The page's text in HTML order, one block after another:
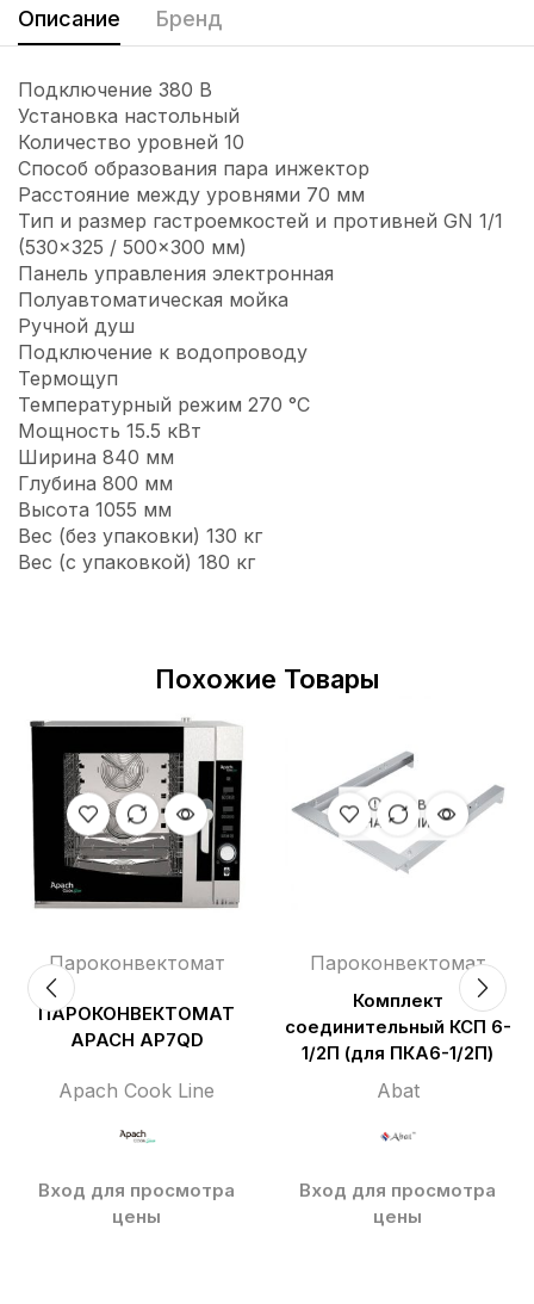
Описание Бренд
Подключение 380 В
Установка настольный
Количество уровней 10
Способ образования пара инжектор
Расстояние между уровнями 70 мм
Тип и размер гастроемкостей и противней GN 1/1
(530×325 / 500×300 мм)
Панель управления электронная
Полуавтоматическая мойка
Ручной душ
Подключение к водопроводу
Термощуп
Температурный режим 270 °С
Мощность 15.5 кВт
Ширина 840 мм
Глубина 800 мм
Высота 1055 мм
Вес (без упаковки) 130 кг
Вес (с упаковкой) 180 кг
Похожие Товары
Пароконвектомат
ПАРОКОНВЕКТОМАТ
APACH AP7QD
Apach Cook Line
Вход для просмотра
цены
НЕТ В
НАЛИЧИИ
Пароконвектомат
Комплект
соединительный КСП 6-
1/2П (для ПКА6-1/2П)
Abat
Вход для просмотра
цены